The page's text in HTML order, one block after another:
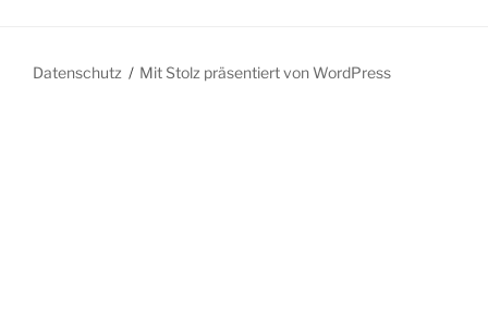
Datenschutz Mit Stolz präsentiert von WordPress